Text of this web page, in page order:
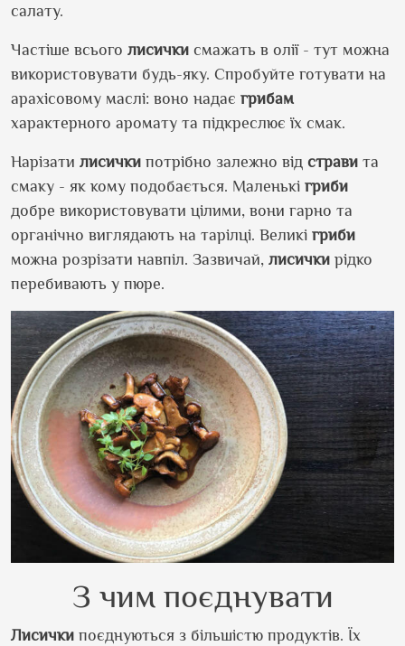
салату.
Частіше всього лисички смажать в олії - тут можна
використовувати будь-яку. Спробуйте готувати на
арахісовому маслі: воно надає грибам
характерного аромату та підкреслює їх смак.
Нарізати лисички потрібно залежно від страви та
смаку - як кому подобається. Маленькі гриби
добре використовувати цілими, вони гарно та
органічно виглядають на тарілці. Великі гриби
можна розрізати навпіл. Зазвичай, лисички рідко
перебивають у пюре.
З чим поєднувати
Лисички поєднуються з більшістю продуктів. Їх